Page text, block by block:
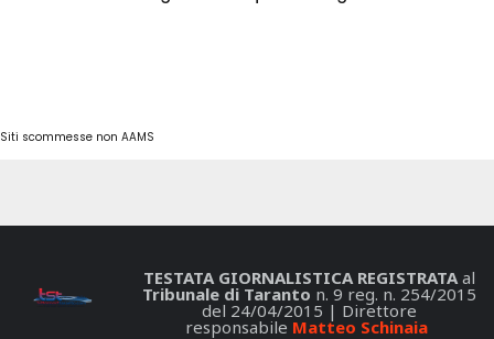
Siti scommesse non AAMS
TESTATA GIORNALISTICA REGISTRATAal
Tribunale di Taranto n. 9 reg. n. 254/2015
del 24/04/2015 | Direttore
responsabile Matteo Schinaia